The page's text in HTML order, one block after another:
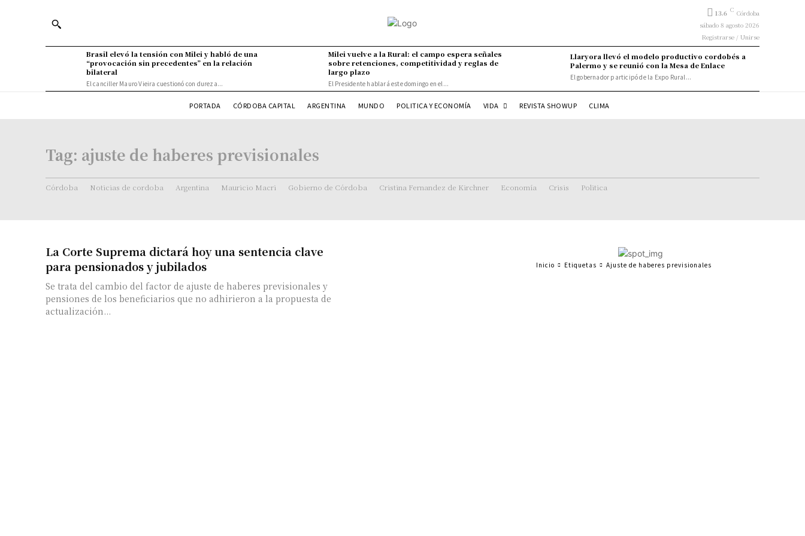
13.6 C Córdoba
sábado 8 agosto 2026
Registrarse / Unirse
Brasil elevó la tensión con Milei y habló de una
“provocación sin precedentes” en la relación
bilateral
El canciller Mauro Vieira cuestionó con dureza...
Milei vuelve a la Rural: el campo espera señales
sobre retenciones, competitividad y reglas de
largo plazo
El Presidente hablará este domingo en el...
Llaryora llevó el modelo productivo cordobés a
Palermo y se reunió con la Mesa de Enlace
El gobernador participó de la Expo Rural...
PORTADA CÓRDOBA CAPITAL ARGENTINA MUNDO POLITICA Y ECONOMÍA VIDA REVISTA SHOWUP CLIMA
Tag: ajuste de haberes previsionales
Córdoba Noticias de cordoba Argentina Mauricio Macri Gobierno de Córdoba Cristina Fernandez de Kirchner Economía Crisis Politica
La Corte Suprema dictará hoy una sentencia clave
para pensionados y jubilados
Se trata del cambio del factor de ajuste de haberes previsionales y
pensiones de los beneficiarios que no adhirieron a la propuesta de
actualización...
Inicio Etiquetas Ajuste de haberes previsionales